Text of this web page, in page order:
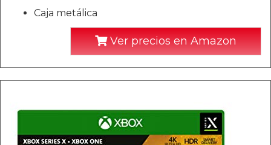
Caja metálica
Ver precios en Amazon